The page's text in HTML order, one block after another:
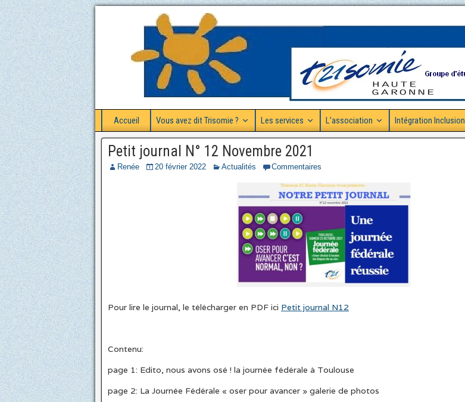
Accueil Vous avez dit Trisomie ? Les services L’association Intégration Inclusion
Petit journal N° 12 Novembre 2021
Renée 20 février 2022 Actualités Commentaires
Pour lire le journal, le télécharger en PDF ici Petit journal N12
Contenu:
page 1: Edito, nous avons osé ! la journée fédérale à Toulouse
page 2: La Journée Fédérale « oser pour avancer » galerie de photos